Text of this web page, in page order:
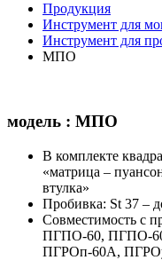
Продукция
Инструмент для
Инструмент для
МПО
модель : МПО
В комплекте
«матрица –
втулка»
Пробивка: St 37 –
Совместимость с
ПГПО-60, ПГПО-
ПГРОп-60А,